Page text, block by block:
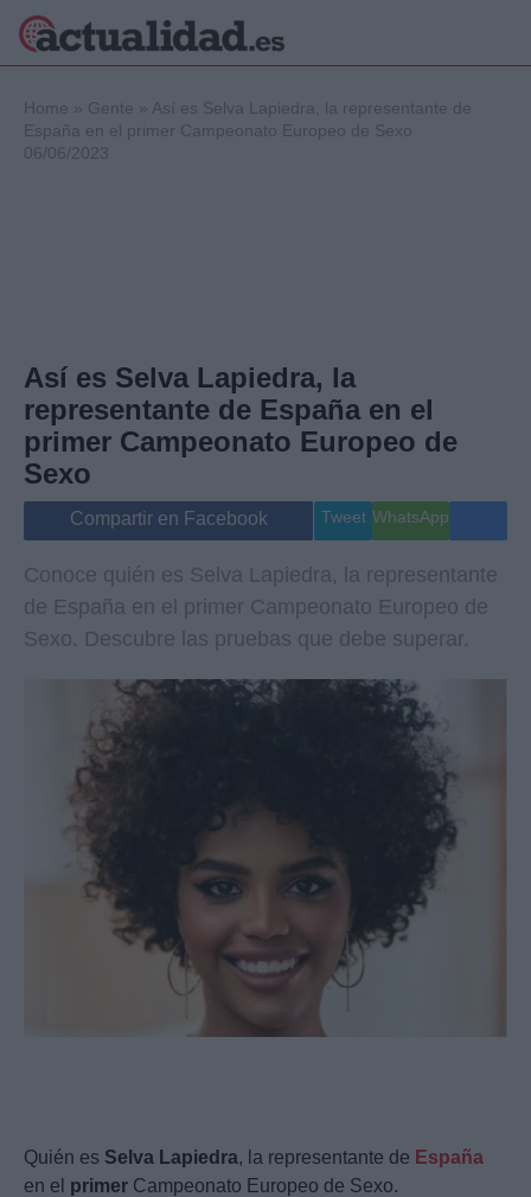
Internacional
Viajes
Gente
Home » Gente » Así es Selva Lapiedra, la representante de
España en el primer Campeonato Europeo de Sexo
06/06/2023
Así es Selva Lapiedra, la
representante de España en el
primer Campeonato Europeo de
Sexo
Compartir en Facebook Tweet WhatsApp
Conoce quién es Selva Lapiedra, la representante
de España en el primer Campeonato Europeo de
Sexo. Descubre las pruebas que debe superar.
Quién es Selva Lapiedra, la representante de España
en el primer Campeonato Europeo de Sexo.